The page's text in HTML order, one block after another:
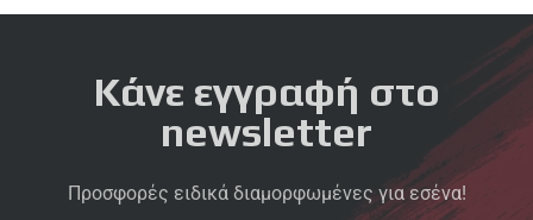
Κάνε εγγραφή στο
newsletter
Προσφορές ειδικά διαμορφωμένες για εσένα!